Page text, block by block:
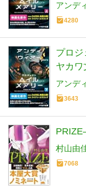
アンデ
4280
プロ
ヤカワ
アンデ
3643
村山由
7068